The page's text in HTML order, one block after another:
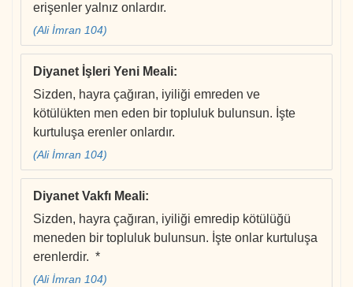
erişenler yalnız onlardır.
(Ali İmran 104)
Diyanet İşleri Yeni Meali:
Sizden, hayra çağıran, iyiliği emreden ve
kötülükten men eden bir topluluk bulunsun. İşte
kurtuluşa erenler onlardır.
(Ali İmran 104)
Diyanet Vakfı Meali:
Sizden, hayra çağıran, iyiliği emredip kötülüğü
meneden bir topluluk bulunsun. İşte onlar kurtuluşa
erenlerdir. *
(Ali İmran 104)